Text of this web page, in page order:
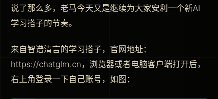
说了那么多，老马今天又是继续为大家安利一个新AI
学习搭子的节奏。
来自智谱清言的学习搭子，官网地址：
https://chatglm.cn，浏览器或者电脑客户端打开后，
右上角登录一下自己账号，如图：